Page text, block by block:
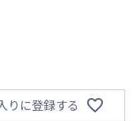
りに登録する